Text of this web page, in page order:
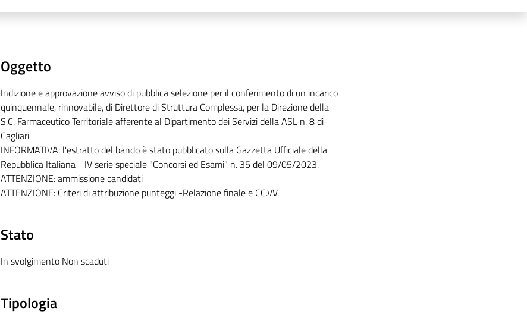
Oggetto
Indizione e approvazione avviso di pubblica selezione per il conferimento di un incarico
quinquennale, rinnovabile, di Direttore di Struttura Complessa, per la Direzione della
S.C. Farmaceutico Territoriale afferente al Dipartimento dei Servizi della ASL n. 8 di
Cagliari
INFORMATIVA: l'estratto del bando è stato pubblicato sulla Gazzetta Ufficiale della
Repubblica Italiana - IV serie speciale "Concorsi ed Esami" n. 35 del 09/05/2023.
ATTENZIONE: ammissione candidati
ATTENZIONE: Criteri di attribuzione punteggi -Relazione finale e CC.VV.
Stato
In svolgimento Non scaduti
Tipologia